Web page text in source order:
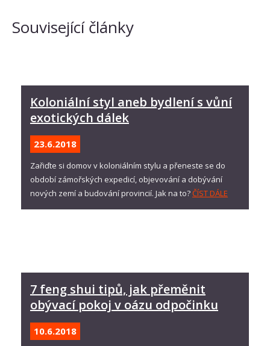
Související články
Koloniální styl aneb bydlení s vůní
exotických dálek
23.6.2018
Zařiďte si domov v koloniálním stylu a přeneste se do
období zámořských expedicí, objevování a dobývání
nových zemí a budování provincií. Jak na to?ČÍST DÁLE
7 feng shui tipů, jak přeměnit
obývací pokoj v oázu odpočinku
10.6.2018